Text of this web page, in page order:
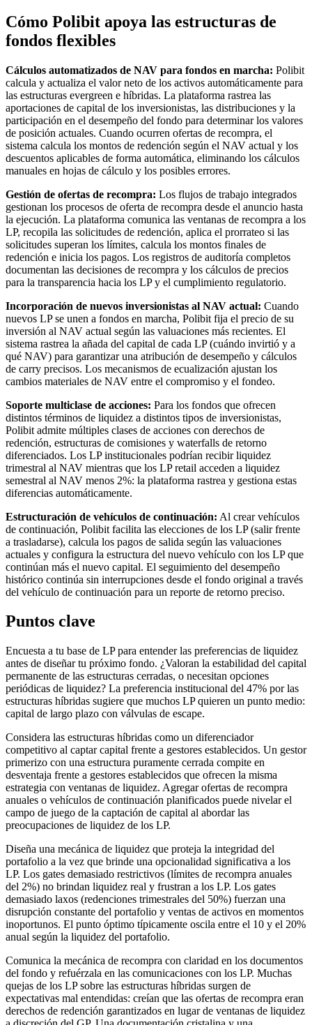
Cómo Polibit apoya las estructuras de
fondos flexibles
Cálculos automatizados de NAV para fondos en marcha: Polibit
calcula y actualiza el valor neto de los activos automáticamente para
las estructuras evergreen e híbridas. La plataforma rastrea las
aportaciones de capital de los inversionistas, las distribuciones y la
participación en el desempeño del fondo para determinar los valores
de posición actuales. Cuando ocurren ofertas de recompra, el
sistema calcula los montos de redención según el NAV actual y los
descuentos aplicables de forma automática, eliminando los cálculos
manuales en hojas de cálculo y los posibles errores.
Gestión de ofertas de recompra: Los flujos de trabajo integrados
gestionan los procesos de oferta de recompra desde el anuncio hasta
la ejecución. La plataforma comunica las ventanas de recompra a los
LP, recopila las solicitudes de redención, aplica el prorrateo si las
solicitudes superan los límites, calcula los montos finales de
redención e inicia los pagos. Los registros de auditoría completos
documentan las decisiones de recompra y los cálculos de precios
para la transparencia hacia los LP y el cumplimiento regulatorio.
Incorporación de nuevos inversionistas al NAV actual: Cuando
nuevos LP se unen a fondos en marcha, Polibit fija el precio de su
inversión al NAV actual según las valuaciones más recientes. El
sistema rastrea la añada del capital de cada LP (cuándo invirtió y a
qué NAV) para garantizar una atribución de desempeño y cálculos
de carry precisos. Los mecanismos de ecualización ajustan los
cambios materiales de NAV entre el compromiso y el fondeo.
Soporte multiclase de acciones: Para los fondos que ofrecen
distintos términos de liquidez a distintos tipos de inversionistas,
Polibit admite múltiples clases de acciones con derechos de
redención, estructuras de comisiones y waterfalls de retorno
diferenciados. Los LP institucionales podrían recibir liquidez
trimestral al NAV mientras que los LP retail acceden a liquidez
semestral al NAV menos 2%: la plataforma rastrea y gestiona estas
diferencias automáticamente.
Estructuración de vehículos de continuación: Al crear vehículos
de continuación, Polibit facilita las elecciones de los LP (salir frente
a trasladarse), calcula los pagos de salida según las valuaciones
actuales y configura la estructura del nuevo vehículo con los LP que
continúan más el nuevo capital. El seguimiento del desempeño
histórico continúa sin interrupciones desde el fondo original a través
del vehículo de continuación para un reporte de retorno preciso.
Puntos clave
Encuesta a tu base de LP para entender las preferencias de liquidez
antes de diseñar tu próximo fondo. ¿Valoran la estabilidad del capital
permanente de las estructuras cerradas, o necesitan opciones
periódicas de liquidez? La preferencia institucional del 47% por las
estructuras híbridas sugiere que muchos LP quieren un punto medio:
capital de largo plazo con válvulas de escape.
Considera las estructuras híbridas como un diferenciador
competitivo al captar capital frente a gestores establecidos. Un gestor
primerizo con una estructura puramente cerrada compite en
desventaja frente a gestores establecidos que ofrecen la misma
estrategia con ventanas de liquidez. Agregar ofertas de recompra
anuales o vehículos de continuación planificados puede nivelar el
campo de juego de la captación de capital al abordar las
preocupaciones de liquidez de los LP.
Diseña una mecánica de liquidez que proteja la integridad del
portafolio a la vez que brinde una opcionalidad significativa a los
LP. Los gates demasiado restrictivos (límites de recompra anuales
del 2%) no brindan liquidez real y frustran a los LP. Los gates
demasiado laxos (redenciones trimestrales del 50%) fuerzan una
disrupción constante del portafolio y ventas de activos en momentos
inoportunos. El punto óptimo típicamente oscila entre el 10 y el 20%
anual según la liquidez del portafolio.
Comunica la mecánica de recompra con claridad en los documentos
del fondo y refuérzala en las comunicaciones con los LP. Muchas
quejas de los LP sobre las estructuras híbridas surgen de
expectativas mal entendidas: creían que las ofertas de recompra eran
derechos de redención garantizados en lugar de ventanas de liquidez